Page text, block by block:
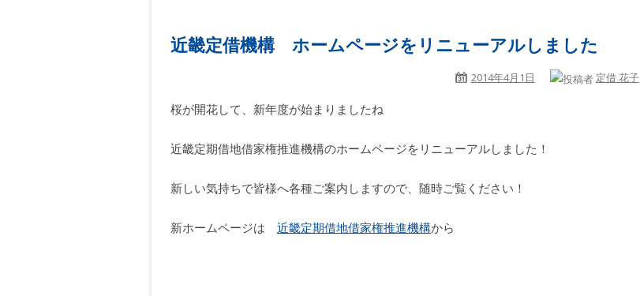
近畿定借機構 ホームページをリニューアルしました
2014年4月1日 定借 花子
桜が開花して、新年度が始まりましたね
近畿定期借地借家権推進機構のホームページをリニューアルしました！
新しい気持ちで皆様へ各種ご案内しますので、随時ご覧ください！
新ホームページは 近畿定期借地借家権推進機構から